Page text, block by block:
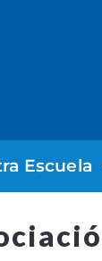
Escuela